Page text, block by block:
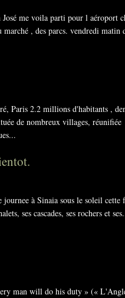
me voila parti pour l aéroport
, des parcs. vendredi matin
Paris 2.2 millions d'habitants ,
de nombreux villages, réunifiée
à Sinaia sous le soleil cette
ses cascades, ses rochers et
man will do his duty » («